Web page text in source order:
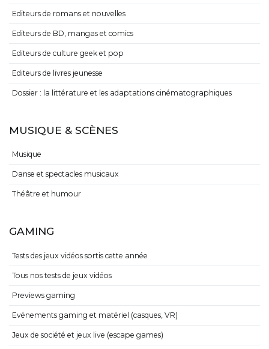
Editeurs de romans et nouvelles
Editeurs de BD, mangas et comics
Editeurs de culture geek et pop
Editeurs de livres jeunesse
Dossier : la littérature et les adaptations cinématographiques
MUSIQUE & SCÈNES
Musique
Danse et spectacles musicaux
Théâtre et humour
GAMING
Tests des jeux vidéos sortis cette année
Tous nos tests de jeux vidéos
Previews gaming
Evénements gaming et matériel (casques, VR)
Jeux de société et jeux live (escape games)